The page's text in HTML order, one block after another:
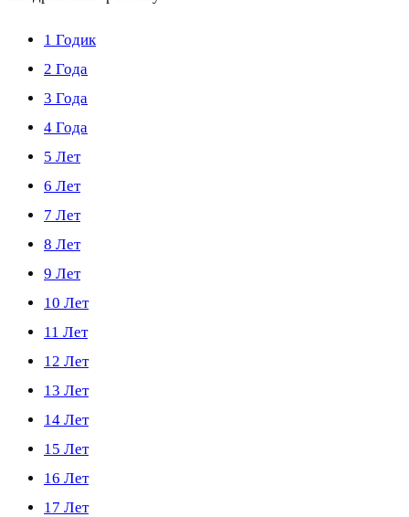
1 Годик
2 Года
3 Года
4 Года
5 Лет
6 Лет
7 Лет
8 Лет
9 Лет
10 Лет
11 Лет
12 Лет
13 Лет
14 Лет
15 Лет
16 Лет
17 Лет